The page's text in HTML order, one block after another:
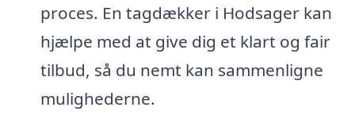
proces. En tagdækker i Hodsager kan
hjælpe med at give dig et klart og fair
tilbud, så du nemt kan sammenligne
mulighederne.